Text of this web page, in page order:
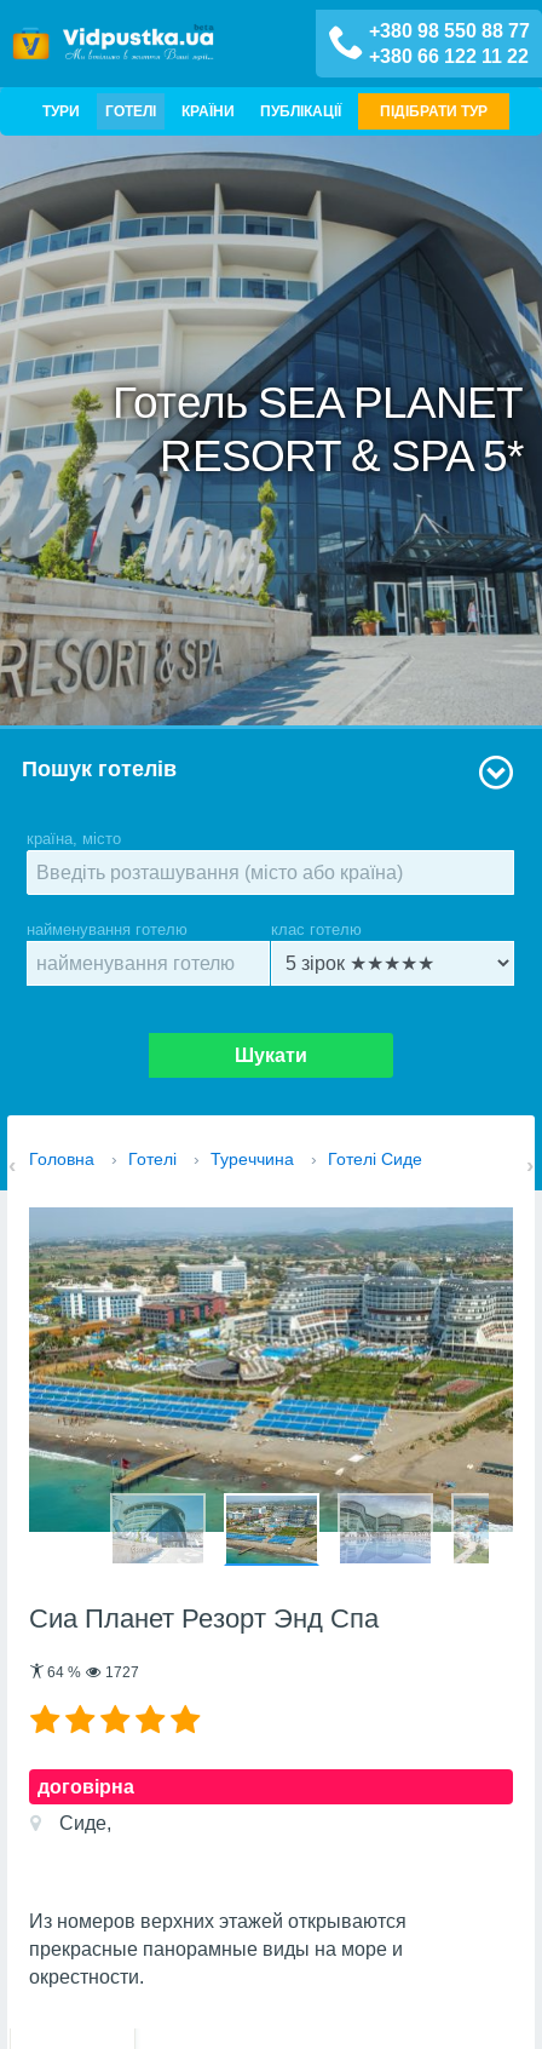
+380 98 550 88 77
+380 66 122 11 22
ТУРИ ГОТЕЛІ КРАЇНИ ПУБЛІКАЦІЇ ПІДІБРАТИ ТУР
Готель SEA PLANET
RESORT & SPA 5*
Пошук готелів
країна, місто
найменування готелю клас готелю
Шукати
Головна › Готелі › Туреччина › Готелі Сиде
Сиа Планет Резорт Энд Спа
64% 1727
договірна
Сиде,
Из номеров верхних этажей открываются
прекрасные панорамные виды на море и
окрестности.